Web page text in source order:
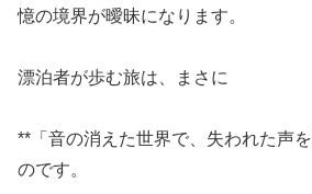
憶の境界が曖昧になります。
漂泊者が歩む旅は、まさに
**「音の消えた世界で、失われた声
のです。